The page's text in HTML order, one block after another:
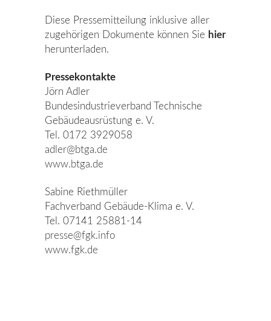
Diese Pressemitteilung inklusive aller
zugehörigen Dokumente können Sie hier
herunterladen.
Pressekontakte
Jörn Adler
Bundesindustrieverband Technische
Gebäudeausrüstung e. V.
Tel. 0172 3929058
adler@btga.de
www.btga.de
Sabine Riethmüller
Fachverband Gebäude-Klima e. V.
Tel. 07141 25881-14
presse@fgk.info
www.fgk.de